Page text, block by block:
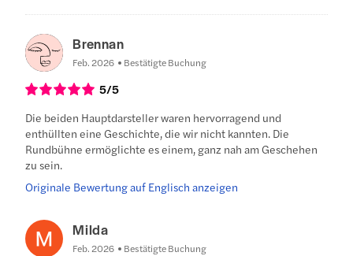
Brennan
Feb. 2026 Bestätigte Buchung
5/5
Die beiden Hauptdarsteller waren hervorragend und
enthüllten eine Geschichte, die wir nicht kannten. Die
Rundbühne ermöglichte es einem, ganz nah am Geschehen
zu sein.
Originale Bewertung auf Englisch anzeigen
Milda
Feb. 2026 Bestätigte Buchung